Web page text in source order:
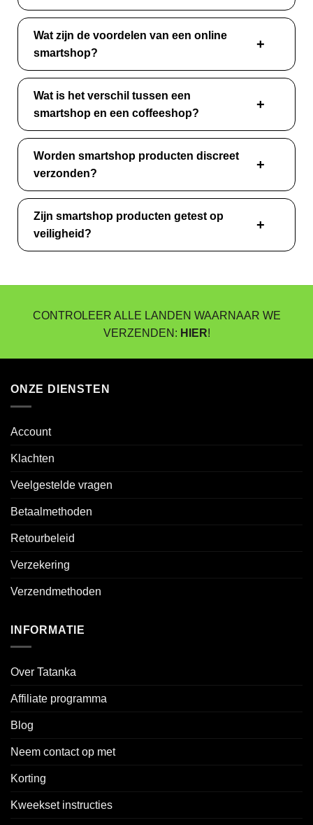
Wat zijn de voordelen van een online
smartshop?
Wat is het verschil tussen een
smartshop en een coffeeshop?
Worden smartshop producten discreet
verzonden?
Zijn smartshop producten getest op
veiligheid?
CONTROLEER ALLE LANDEN WAARNAAR WE
VERZENDEN: HIER!
ONZE DIENSTEN
Account
Klachten
Veelgestelde vragen
Betaalmethoden
Retourbeleid
Verzekering
Verzendmethoden
INFORMATIE
Over Tatanka
Affiliate programma
Blog
Neem contact op met
Korting
Kweekset instructies